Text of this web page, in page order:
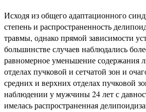
Исходя из общего адаптационного
степень и распространенность
травмы, однако прямой зависимости
большинстве случаев наблюдались
равномерное уменьшение содержания
отделах пучковой и сетчатой зон и
средних и верхних отделах пучковой
наблюдении у мужчины 24 лет с
имелась распространенная